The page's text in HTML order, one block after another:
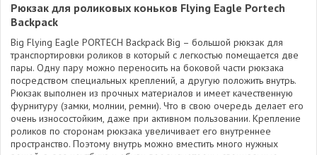
Рюкзак для роликовых коньков Flying Eagle Portech
Backpack
Big Flying Eagle PORTECH Backpack Big – большой рюкзак для
транспортировки роликов в который с легкостью помещается две
пары. Одну пару можно переносить на боковой части рюкзака
посредством специальных креплений, а другую положить внутрь.
Рюкзак выполнен из прочных материалов и имеет качественную
фурнитуру (замки, молнии, ремни). Что в свою очередь делает его
очень износостойким, даже при активном пользовании. Крепление
роликов по сторонам рюкзака увеличивает его внутреннее
пространство. Поэтому внутрь можно вместить много нужных